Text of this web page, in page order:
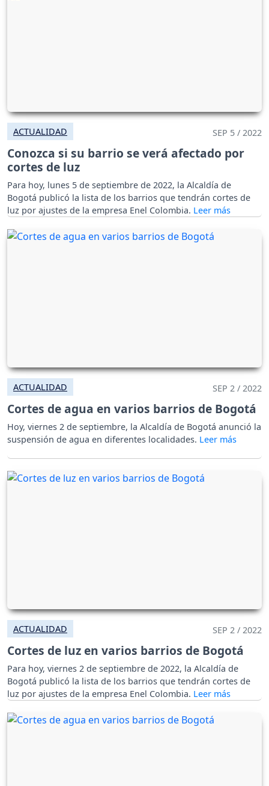
ACTUALIDAD SEP 5 / 2022
Conozca si su barrio se verá afectado por
cortes de luz
Para hoy, lunes 5 de septiembre de 2022, la Alcaldía de
Bogotá publicó la lista de los barrios que tendrán cortes de
luz por ajustes de la empresa Enel Colombia.
ACTUALIDAD SEP 2 / 2022
Cortes de agua en varios barrios de Bogotá
Hoy, viernes 2 de septiembre, la Alcaldía de Bogotá anunció la
suspensión de agua en diferentes localidades.
ACTUALIDAD SEP 2 / 2022
Cortes de luz en varios barrios de Bogotá
Para hoy, viernes 2 de septiembre de 2022, la Alcaldía de
Bogotá publicó la lista de los barrios que tendrán cortes de
luz por ajustes de la empresa Enel Colombia.